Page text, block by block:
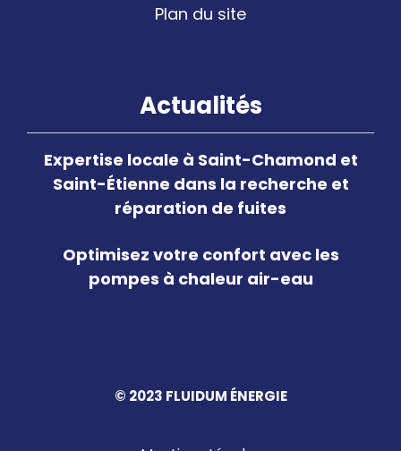
Plan du site
Actualités
Expertise locale à Saint-Chamond et
Saint-Étienne dans la recherche et
réparation de fuites
Optimisez votre confort avec les
pompes à chaleur air-eau
© 2023 FLUIDUM ÉNERGIE